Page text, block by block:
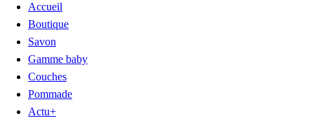
Accueil
Boutique
Savon
Gamme baby
Couches
Pommade
Actu+